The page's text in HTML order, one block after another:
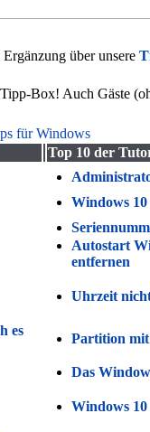
über unsere
Box! Auch Gäste
für Windows
Top 10 der
Windows 10
Autostart
entfernen
Uhrzeit
es
Partition mit
Das
Windows